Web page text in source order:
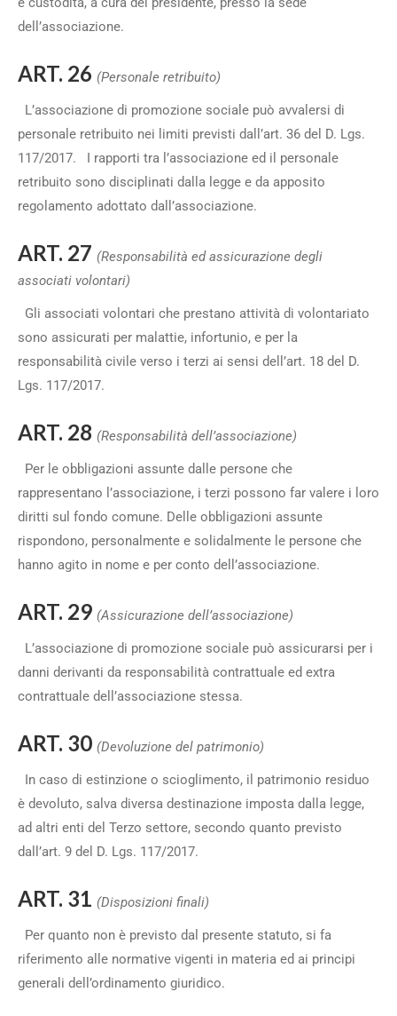
dell’associazione.
ART. 26 (Personale retribuito)
L’associazione di promozione sociale può avvalersi di
personale retribuito nei limiti previsti dall’art. 36 del D. Lgs.
117/2017. I rapporti tra l’associazione ed il personale
retribuito sono disciplinati dalla legge e da apposito
regolamento adottato dall’associazione.
ART. 27 (Responsabilità ed assicurazione degli
associati volontari)
Gli associati volontari che prestano attività di volontariato
sono assicurati per malattie, infortunio, e per la
responsabilità civile verso i terzi ai sensi dell’art. 18 del D.
Lgs. 117/2017.
ART. 28 (Responsabilità dell’associazione)
Per le obbligazioni assunte dalle persone che
rappresentano l’associazione, i terzi possono far valere i loro
diritti sul fondo comune. Delle obbligazioni assunte
rispondono, personalmente e solidalmente le persone che
hanno agito in nome e per conto dell’associazione.
ART. 29 (Assicurazione dell’associazione)
L’associazione di promozione sociale può assicurarsi per i
danni derivanti da responsabilità contrattuale ed extra
contrattuale dell’associazione stessa.
ART. 30 (Devoluzione del patrimonio)
In caso di estinzione o scioglimento, il patrimonio residuo
è devoluto, salva diversa destinazione imposta dalla legge,
ad altri enti del Terzo settore, secondo quanto previsto
dall’art. 9 del D. Lgs. 117/2017.
ART. 31 (Disposizioni finali)
Per quanto non è previsto dal presente statuto, si fa
riferimento alle normative vigenti in materia ed ai principi
generali dell’ordinamento giuridico.